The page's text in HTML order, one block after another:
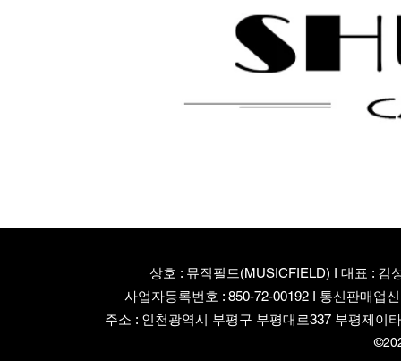
상호 : 뮤직필드(MUSICFIELD) I 대표 : 김
사업자등록번호 : 850-72-00192 I 통신판매업
주소 : 인천광역시 부평구 부평대로337 부평제이